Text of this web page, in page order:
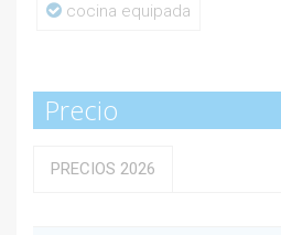
cocina equipada
Precio
PRECIOS 2026